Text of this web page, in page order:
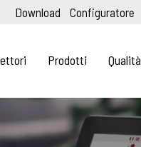
Download Configuratore
Prodotti Qualità